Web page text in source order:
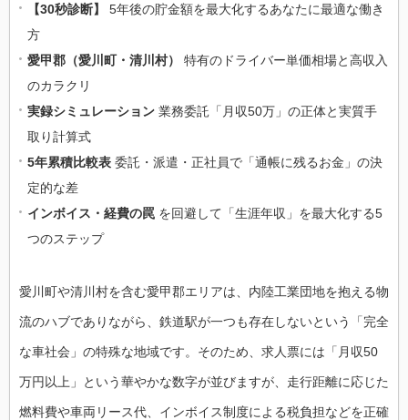
【30秒診断】
5年後の貯金額を最大化するあなたに最適な働き
方
愛甲郡（愛川町・清川村）
特有のドライバー単価相場と高収入
のカラクリ
実録シミュレーション 業務委託「月収50万」の正体と実質手
取り計算式
5年累積比較表 委託・派遣・正社員で「通帳に残るお金」の決
定的な差
インボイス・経費の罠 を回避して「生涯年収」を最大化する5
つのステップ
愛川町や清川村を含む愛甲郡エリアは、内陸工業団地を抱える物
流のハブでありながら、鉄道駅が一つも存在しないという「完全
な車社会」の特殊な地域です。そのため、求人票には「月収50
万円以上」という華やかな数字が並びますが、走行距離に応じた
燃料費や車両リース代、インボイス制度による税負担などを正確